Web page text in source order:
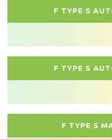
F TYPE S
F TYPE S
F TYPE S